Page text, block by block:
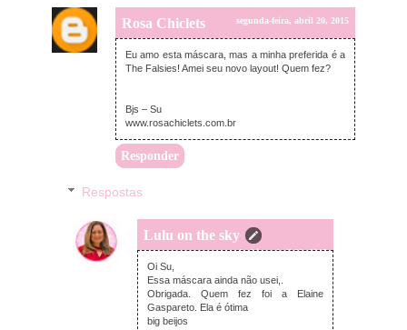
Rosa Chiclets segunda-feira, abril 20, 2015
Eu amo esta máscara, mas a minha preferida é a
The Falsies! Amei seu novo layout! Quem fez?
Bjs – Su
www.rosachiclets.com.br
Responder
Respostas
Lulu on the sky
segunda-feira, abril 20, 2015
Oi Su,
Essa máscara ainda não usei,.
Obrigada. Quem fez foi a Elaine
Gaspareto. Ela é ótima
big beijos